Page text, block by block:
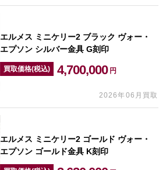
エルメス ミニケリー2 ブラック ヴォー・
エプソン シルバー金具 G刻印
買取価格(税込) 4,700,000 円
2026年06月買取
エルメス ミニケリー2 ゴールド ヴォー・
エプソン ゴールド金具 K刻印